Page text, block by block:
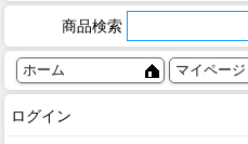
商品検索
ホーム マイページ
ログイン